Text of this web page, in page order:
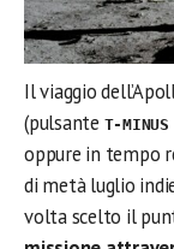
Il viaggio
(pulsante T-MINUS
oppure in tempo
di metà luglio
volta scelto il